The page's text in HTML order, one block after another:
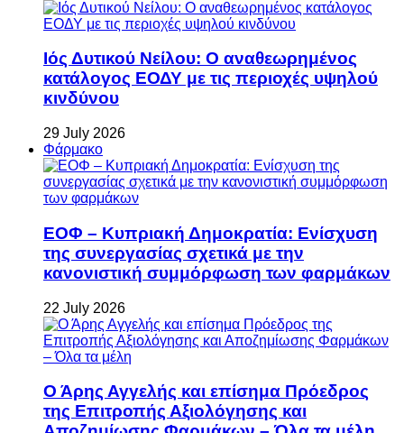
Ιός Δυτικού Νείλου: Ο αναθεωρημένος
κατάλογος ΕΟΔΥ με τις περιοχές υψηλού
κινδύνου
29 July 2026
Φάρμακο
ΕΟΦ – Κυπριακή Δημοκρατία: Ενίσχυση
της συνεργασίας σχετικά με την
κανονιστική συμμόρφωση των φαρμάκων
22 July 2026
Ο Άρης Αγγελής και επίσημα Πρόεδρος
της Επιτροπής Αξιολόγησης και